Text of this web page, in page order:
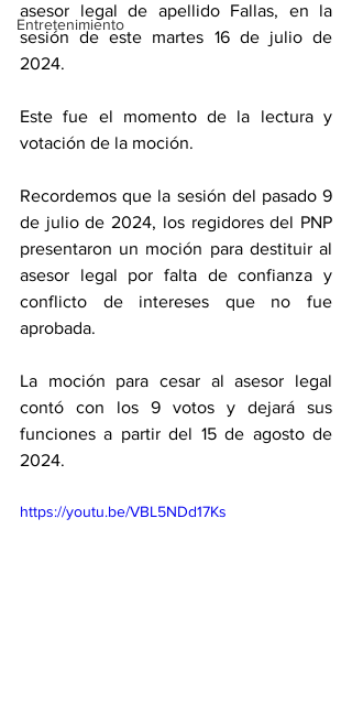
Entretenimiento
asesor legal de apellido Fallas, en la
sesión de este martes 16 de julio de
2024.
Este fue el momento de la lectura y
votación de la moción.
Recordemos que la sesión del pasado 9
de julio de 2024, los regidores del PNP
presentaron un moción para destituir al
asesor legal por falta de confianza y
conflicto de intereses que no fue
aprobada.
La moción para cesar al asesor legal
contó con los 9 votos y dejará sus
funciones a partir del 15 de agosto de
2024.
https://youtu.be/VBL5NDd17Ks